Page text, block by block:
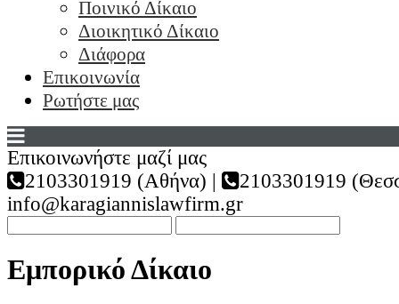
Ποινικό Δίκαιο
Διοικητικό Δίκαιο
Διάφορα
Επικοινωνία
Ρωτήστε μας
Επικοινωνήστε μαζί μας
2103301919 (Αθήνα) |
2103301919
info@karagiannislawfirm.gr
Εμπορικό Δίκαιο